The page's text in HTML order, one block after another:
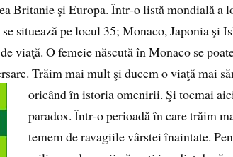
Britanie şi Europa. Într‑o listă mondială a
situează pe locul 35; Monaco, Japonia şi
viaţă. O femeie născută în Monaco se
Trăim mai mult şi ducem o viaţă mai
oricând în istoria omenirii.Şi tocmai
paradox. Într‑o perioadă în care trăim
temem de ravagiile vârstei înaintate.